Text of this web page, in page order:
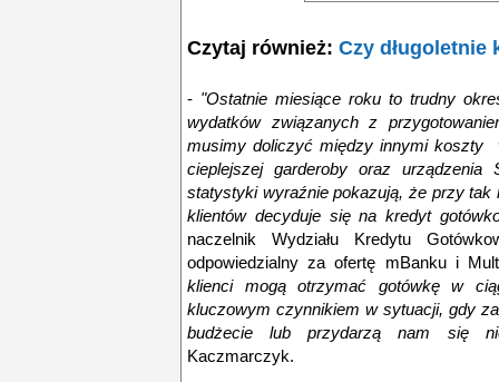
Czytaj również: Czy długoletnie
- "Ostatnie miesiące roku to trudny
wydatków związanych z
musimy doliczyć między innymi koszty
cieplejszej garderoby oraz urządzenia
statystyki wyraźnie pokazują, że przy
klientów decyduje się na kredyt
naczelnik Wydziału Kredytu
odpowiedzialny za ofertę mBanku i
klienci mogą otrzymać gotówkę w
kluczowym czynnikiem w sytuacji, gdy
budżecie lub przydarzą nam się
Kaczmarczyk.